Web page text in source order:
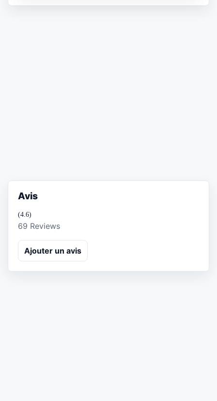
Avis
(4.6)
69 Reviews
Ajouter un avis